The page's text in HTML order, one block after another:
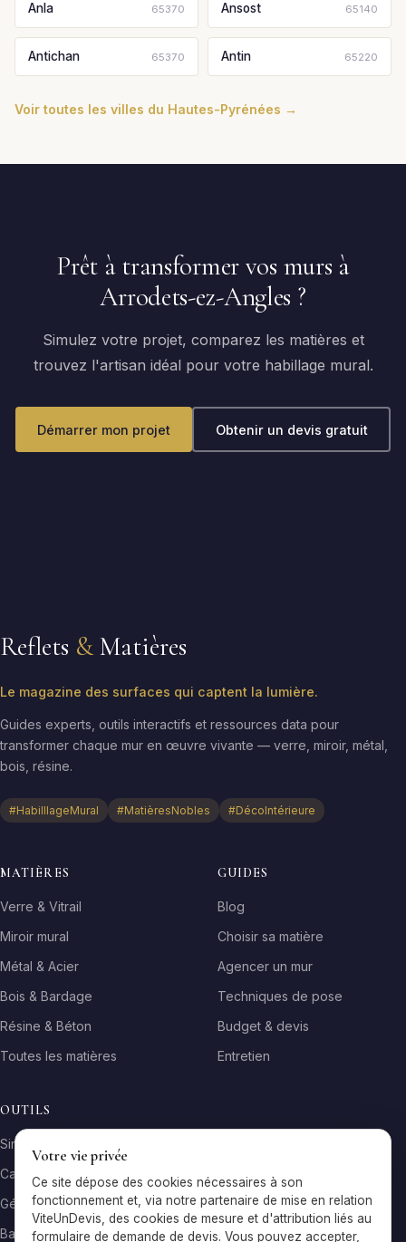
Anla 65370 Ansost 65140
Antichan 65370 Antin 65220
Voir toutes les villes du Hautes-Pyrénées →
Prêt à transformer vos murs à
Arrodets-ez-Angles ?
Simulez votre projet, comparez les matières et
trouvez l'artisan idéal pour votre habillage mural.
Démarrer mon projet Obtenir un devis gratuit
Reflets & Matières
Le magazine des surfaces qui captent la lumière.
Guides experts, outils interactifs et ressources data pour
transformer chaque mur en œuvre vivante — verre, miroir, métal,
bois, résine.
#HabilllageMural #MatièresNobles #DécoIntérieure
MATIÈRES
Verre & Vitrail
Miroir mural
Métal & Acier
Bois & Bardage
Résine & Béton
Toutes les matières
GUIDES
Blog
Choisir sa matière
Agencer un mur
Techniques de pose
Budget & devis
Entretien
OUTILS
Simulateur matière
Calculateur surface
Générateur galerie
Baromètre de prix
Votre vie privée
Ce site dépose des cookies nécessaires à son
fonctionnement et, via notre partenaire de mise en relation
ViteUnDevis, des cookies de mesure et d'attribution liés au
formulaire de demande de devis. Vous pouvez accepter,